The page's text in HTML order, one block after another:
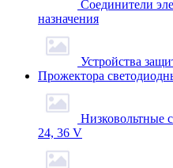
Соединители
назначения
Устройства
Прожектора
Низковольтные
24, 36 V